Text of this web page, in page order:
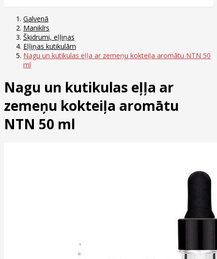
Galvenā
Manikīrs
Šķidrumi, eļļiņas
Eļļiņas kutikulām
Nagu un kutikulas eļļa ar zemeņu kokteiļa aromātu NTN 50
ml
Nagu un kutikulas eļļa ar
zemeņu kokteiļa aromātu
NTN 50 ml